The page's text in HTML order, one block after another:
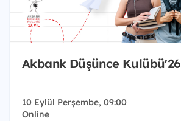
Akbank Düşünce Kulübü'26
10 Eylül Perşembe, 09:00
Online